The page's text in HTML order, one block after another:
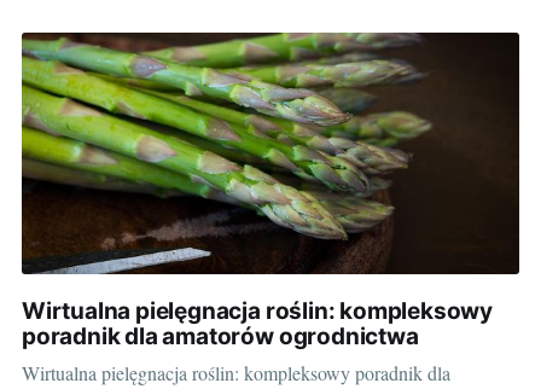
Wirtualna pielęgnacja roślin: kompleksowy
poradnik dla amatorów ogrodnictwa
Wirtualna pielęgnacja roślin: kompleksowy poradnik dla